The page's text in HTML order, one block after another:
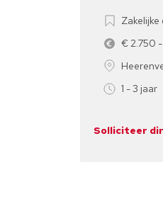
€ 2.750
1 - 3 jaar
Solliciteer